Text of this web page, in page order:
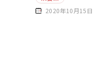
2020年10月15日